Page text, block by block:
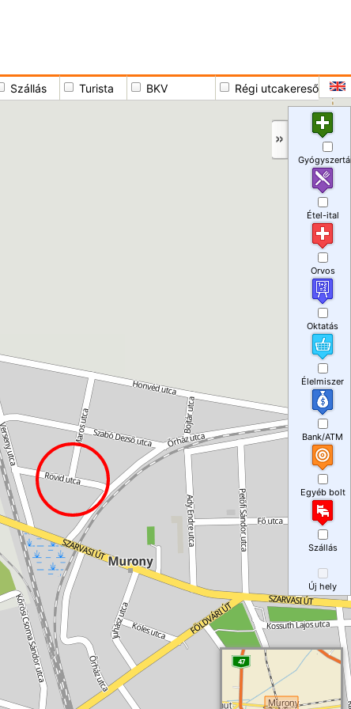
Szállás Turista BKV Régi utcakereső
Étel-ital
Orvos
Oktatás
Élelmiszer
Bank/ATM
Egyéb bolt
Szállás
Új hely